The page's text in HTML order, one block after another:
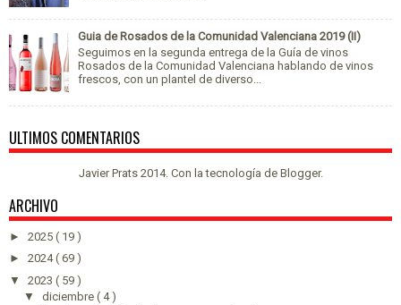
Guia de Rosados de la Comunidad Valenciana 2019 (II)
Seguimos en la segunda entrega de la Guía de vinos
Rosados de la Comunidad Valenciana hablando de vinos
frescos, con un plantel de diverso...
ULTIMOS COMENTARIOS
Javier Prats 2014. Con la tecnología de Blogger.
ARCHIVO
► 2025 ( 19 )
► 2024( 69 )
▼ 2023 ( 59 )
▼ diciembre ( 4 )